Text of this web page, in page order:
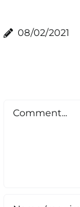
08/02/2021
Comment